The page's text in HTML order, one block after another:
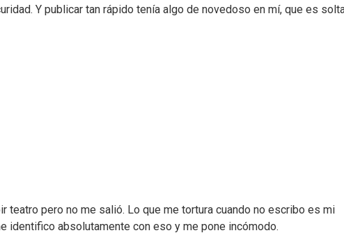
Y publicar tan rápido tenía algo de novedoso en mí, que es
teatro pero no me salió. Lo que me tortura cuando no escribo es mi
identifico absolutamente con eso y me pone incómodo.